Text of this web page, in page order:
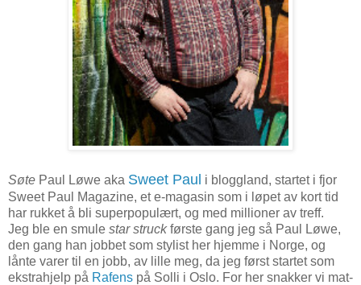
Søte Paul Løwe aka Sweet Paul i bloggland, startet i fjor
Sweet Paul Magazine, et e-magasin som i løpet av kort tid
har rukket å bli superpopulært, og med millioner av treff.
Jeg ble en smule star struckførste gang jeg så Paul Løwe,
den gang han jobbet som stylist her hjemme i Norge, og
lånte varer til en jobb, av lille meg, da jeg først startet som
ekstrahjelp på Rafens på Solli i Oslo. For her snakker vi mat-